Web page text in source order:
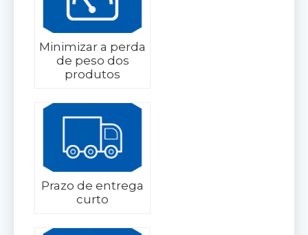
Minimizar a perda
de peso dos
produtos
Prazo de entrega
curto